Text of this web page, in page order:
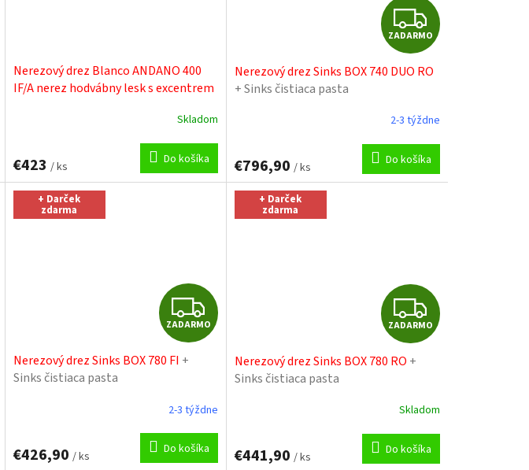
Nerezový drez Blanco ANDANO 400
IF/A nerez hodvábny lesk s excentrem
Skladom
€423 / ks Do košíka
Z
A
D
A
R
M
ZADARMO
Nerezový drez Sinks BOX 740 DUO RO
+ Sinks čistiaca pasta
2-3 týždne
€796,90 / ks Do košíka
+ Darček
zdarma
Z
A
A
R
ZADARMO
Nerezový drez Sinks BOX 780 FI +
Sinks čistiaca pasta
2-3 týždne
€426,90 / ks Do košíka
+ Darček
zdarma
Z
A
A
R
ZADARMO
Nerezový drez Sinks BOX 780 RO +
Sinks čistiaca pasta
Skladom
€441,90 / ks Do košíka